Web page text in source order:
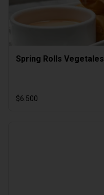
Spring Rolls Vegetales
$6.500